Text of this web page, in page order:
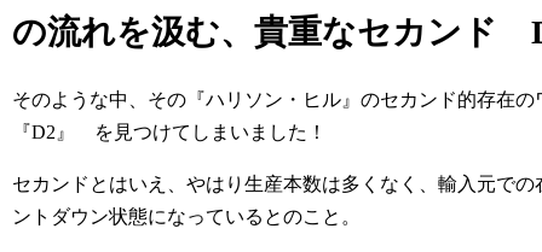
の流れを汲む、貴重なセカンド
そのような中、その『ハリソン・ヒル』のセカンド的存在
『D2』 を見つけてしまいました！
セカンドとはいえ、やはり生産本数は多くなく、輸入元での
ントダウン状態になっているとのこと。